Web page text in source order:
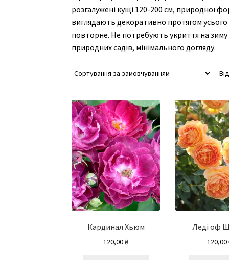
розгалужені кущі 120-200 см, природної
виглядають декоративно протягом усього
повторне. Не потребують укриття на зиму
природних садів, мінімального догляду.
Кардинал Хьюм
120,00₴
Леді оф
120,00